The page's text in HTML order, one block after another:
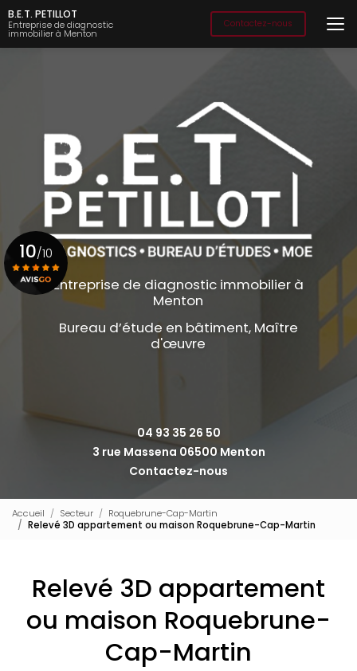
Aller
au
contenu
principal
B.E.T. PETILLOT
Entreprise de diagnostic
immobilier à Menton
Contactez-nous
Entreprise de diagnostic immobilier à
Menton
Bureau d’étude en bâtiment, Maître
d'œuvre
04 93 35 26 50
3 rue Massena 06500 Menton
Contactez-nous
10/10
Voir le certificat
Accueil Secteur
Roquebrune-Cap-Martin
Relevé 3D appartement ou maison Roquebrune-Cap-Martin
Relevé 3D appartement
ou maison Roquebrune-
Cap-Martin